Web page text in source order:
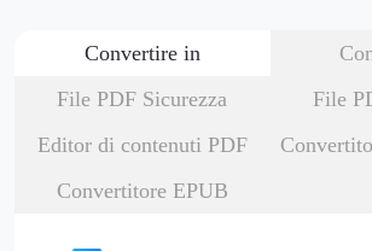
Convertire in
File PDF Sicurezza
File
Editor di contenuti PDF
Convertitore EPUB